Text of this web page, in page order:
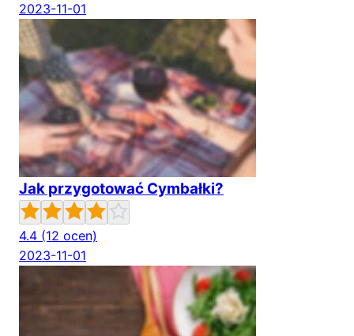
2023-11-01
Jak przygotować Cymbałki?
4.4 (12 ocen)
2023-11-01